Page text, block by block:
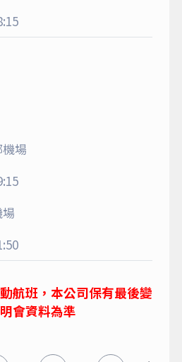
場
航班，本公司保有最後變
會資料為準